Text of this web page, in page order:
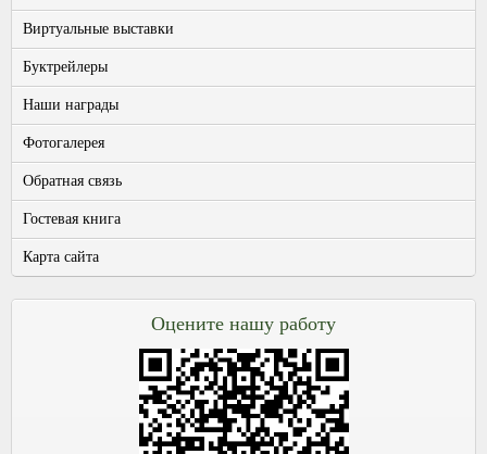
Виртуальные выставки
Буктрейлеры
Наши награды
Фотогалерея
Обратная связь
Гостевая книга
Карта сайта
Оцените нашу работу